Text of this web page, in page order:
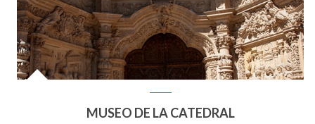
MUSEO DE LA CATEDRAL